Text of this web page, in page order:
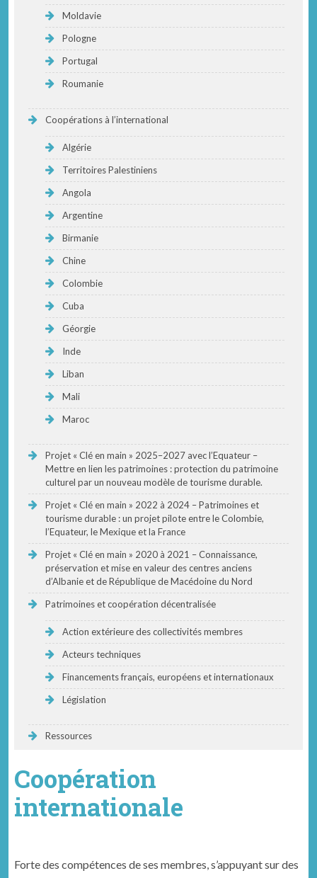
Coopération
internationale
Forte des com­pé­tences de ses mem­bres, s’appuyant sur des
Moldavie
Pologne
Portugal
Roumanie
Coopérations à l’international
Algérie
Territoires Palestiniens
Angola
Argentine
Birmanie
Chine
Colombie
Cuba
Géorgie
Inde
Liban
Mali
Maroc
Projet « Clé en main » 2025–2027 avec l’Equateur –
Mettre en lien les patrimoines : protection du patrimoine
culturel par un nouveau modèle de tourisme durable.
Projet « Clé en main » 2022 à 2024 – Patrimoines et
tourisme durable : un projet pilote entre le Colombie,
l’Equateur, le Mexique et la France
Projet « Clé en main » 2020 à 2021 – Connaissance,
préservation et mise en valeur des centres anciens
d’Albanie et de République de Macédoine du Nord
Patrimoines et coopération décentralisée
Action extérieure des collectivités membres
Acteurs techniques
Financements français, européens et internationaux
Législation
Ressources